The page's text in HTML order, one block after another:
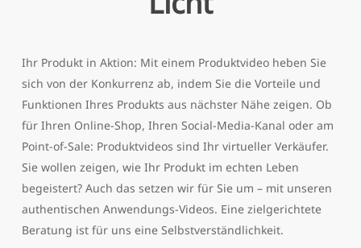
Ihr Produkt in Aktion: Mit einem Produktvideo heben Sie
sich von der Konkurrenz ab, indem Sie die Vorteile und
Funktionen Ihres Produkts aus nächster Nähe zeigen. Ob
für Ihren Online-Shop, Ihren Social-Media-Kanal oder am
Point-of-Sale: Produktvideos sind Ihr virtueller Verkäufer.
Sie wollen zeigen, wie Ihr Produkt im echten Leben
begeistert? Auch das setzen wir für Sie um – mit unseren
authentischen Anwendungs-Videos. Eine zielgerichtete
Beratung ist für uns eine Selbstverständlichkeit.